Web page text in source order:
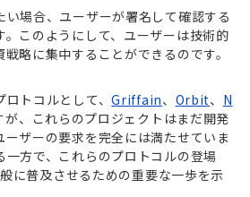
場合、ユーザーが署名して確認する
。このようにして、ユーザーは技術的
略に集中することができるのです。
ロトコルとして、Griffain、 Orbit、 N
が、これらのプロジェクトはまだ開発
ザーの要求を完全には満たせていま
一方で、これらのプロトコルの登場
に普及させるための重要な一歩を示